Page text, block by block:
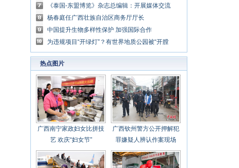
《泰国-东盟博览》杂志总编辑：开展媒体交流
讲好中国与东盟合作故事
杨春庭任广西壮族自治区商务厅厅长
中国提升生物多样性保护 加强国际合作
为违规项目“开绿灯”？有世界地质公园被“开膛
破肚”
热点图片
广西南宁家政妇女比拼技
艺 欢庆“妇女节”
广西钦州警方公开押解犯
罪嫌疑人辨认作案现场